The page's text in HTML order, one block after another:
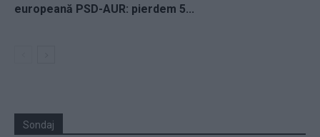
europeană PSD-AUR: pierdem 5...
Sondaj